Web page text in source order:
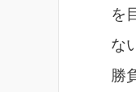
を
な
勝